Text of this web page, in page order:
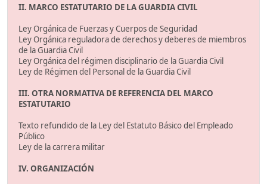
II. MARCO ESTATUTARIO DE LA GUARDIA CIVIL
Ley Orgánica de Fuerzas y Cuerpos de Seguridad
Ley Orgánica reguladora de derechos y deberes de miembros
de la Guardia Civil
Ley Orgánica del régimen disciplinario de la Guardia Civil
Ley de Régimen del Personal de la Guardia Civil
III. OTRA NORMATIVA DE REFERENCIA DEL MARCO
ESTATUTARIO
Texto refundido de la Ley del Estatuto Básico del Empleado
Público
Ley de la carrera militar
IV. ORGANIZACIÓN